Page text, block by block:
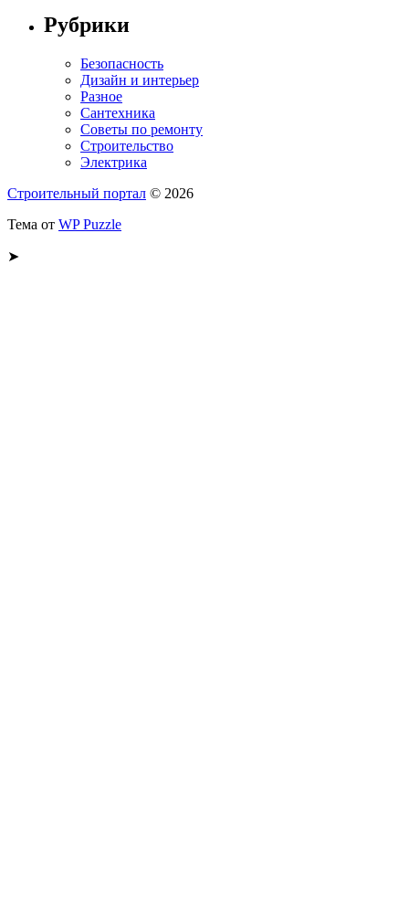
Рубрики
Безопасность
Дизайн и интерьер
Разное
Сантехника
Советы по ремонту
Строительство
Электрика
Строительный портал © 2026
Тема от WP Puzzle
➤